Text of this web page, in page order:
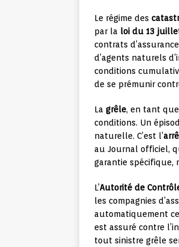
Le régime des
par la loi du 13
contrats
d’agents naturels
conditions
de se prémunir
La grêle, en tant
conditions. Un
naturelle. C’est l’
au Journal officiel,
garantie spécifique,
L’Autorité de
les compagnies
automatiquement
est assuré contre
tout sinistre grêle